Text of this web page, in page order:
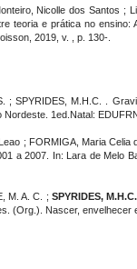
Nicolle dos Santos
teoria e prática no
2019, v. , p. 130-.
; SPYRIDES, M.H.C. .
1ed.Natal:
; FORMIGA, Maria Celia
a 2007. In: Lara de Melo
M. A. C. ; SPYRIDES, M.H.C.
(Org.). Nascer,